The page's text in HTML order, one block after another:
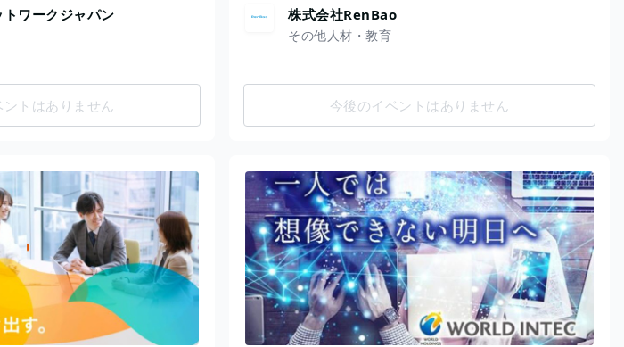
ワークジャパン
トはありません
株式会社RenBao
その他人材・教育
今後のイベントはありません